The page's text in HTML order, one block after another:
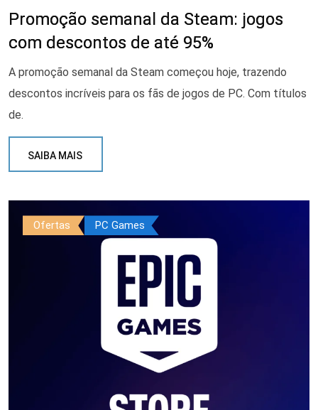
Promoção semanal da Steam: jogos
com descontos de até 95%
A promoção semanal da Steam começou hoje, trazendo
descontos incríveis para os fãs de jogos de PC. Com títulos
de.
SAIBA MAIS
Ofertas PC Games